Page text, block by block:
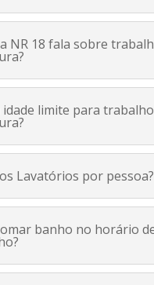
NR 18 fala sobre
idade limite para trabalho
Lavatórios por pessoa?
banho no horário